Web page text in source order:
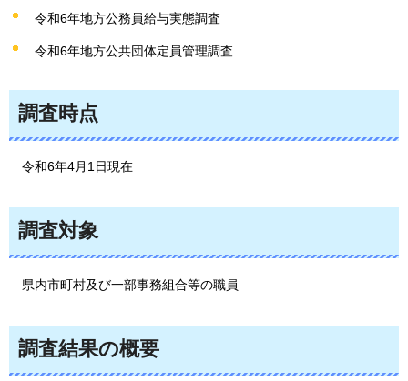
令和6年地方公務員給与実態調査
令和6年地方公共団体定員管理調査
調査時点
令和6年4月1日現在
調査対象
県内市町村及び一部事務組合等の職員
調査結果の概要